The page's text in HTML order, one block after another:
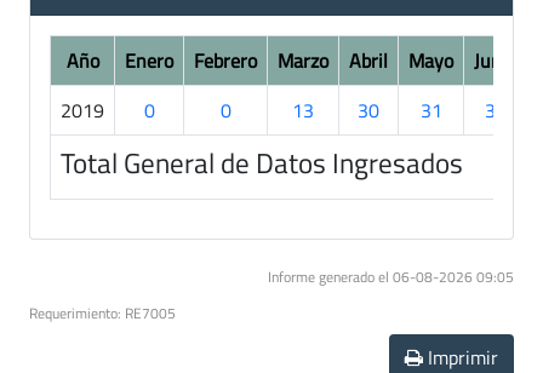
Año Enero Febrero Marzo Abril Mayo Junio
2019
0 0 13 30 31 30
Total General de Datos Ingresados
Informe generado el 06-08-2026 09:05
Requerimiento: RE7005
Imprimir